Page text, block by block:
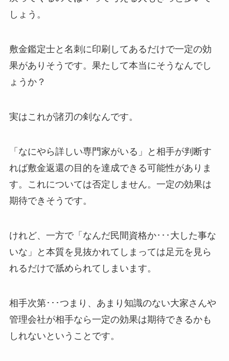
しょう。
敷金鑑定士と名刺に印刷してあるだけで一定の効
果がありそうです。果たして本当にそうなんでし
ょうか？
実はこれが諸刃の剣なんです。
「なにやら詳しい専門家がいる」と相手が判断す
れば敷金返還の目的を達成できる可能性がありま
す。これについては否定しません。一定の効果は
期待できそうです。
けれど、一方で「なんだ民間資格か･･･大した事な
いな」と本質を見抜かれてしまっては足元を見ら
れるだけで舐められてしまいます。
相手次第･･･つまり、あまり知識のない大家さんや
管理会社が相手なら一定の効果は期待できるかも
しれないということです。